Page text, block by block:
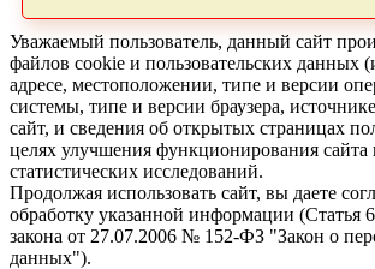
Уважаемый пользователь, данный сайт
файлов cookie и пользовательских
адресе, местоположении, типе и версии
системы, типе и версии браузера,
сайт, и сведения об открытых страницах
целях улучшения функционирования сайта
статистических исследований.
Продолжая использовать сайт, вы даете
обработку указанной информации (Статья
закона от 27.07.2006 № 152-ФЗ "Закон о
данных").